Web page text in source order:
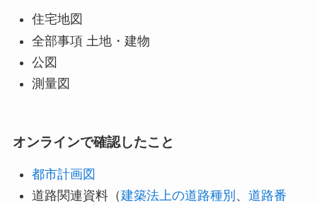
住宅地図
全部事項 土地・建物
公図
測量図
オンラインで確認したこと
都市計画図
道路関連資料（建築法上の道路種別 、 道路番